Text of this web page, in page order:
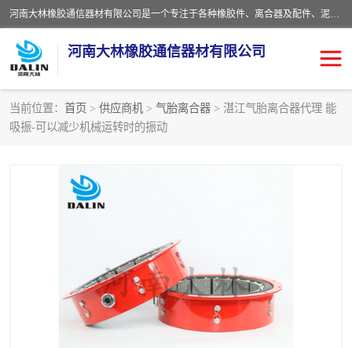
河南大林橡胶通信器材有限公司是一个专注于各种橡胶件、离合器及配件、泥浆泵及配件等产品设计制造和加工的企业。产品应用于矿山、冶金、石油、钢铁、化工、水泥、船舶、造纸、通用机械等各种大功率机械传动或制动装置。
河南大林橡胶通信器材有限公司
当前位置： 首页 > 供应商机 > 气胎离合器 > 湛江气胎离合器代理 能
吸振-可以减少机械运转时的振动
推盘离合器
VC离合器
PO隔膜离合器
DY隔膜式离合器 CB离合器
实芯轮胎